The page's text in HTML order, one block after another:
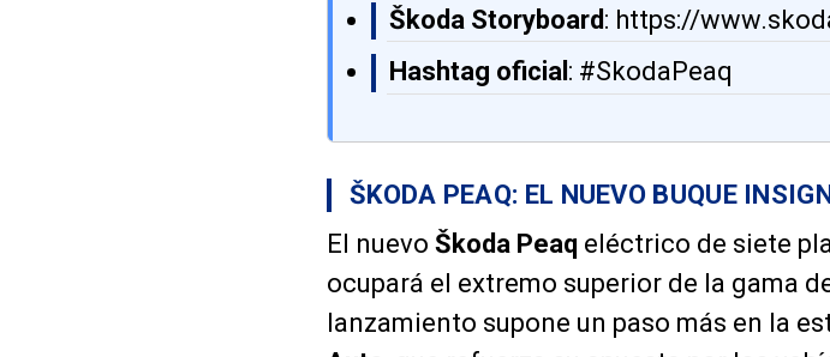
Škoda Storyboard : https://
Hashtag oficial : #SkodaPeaq
ŠKODA PEAQ: EL NUEVO BUQUE
El nuevo Škoda Peaq eléctrico de siete
ocupará el extremo superior de la gama
lanzamiento supone un paso más en la